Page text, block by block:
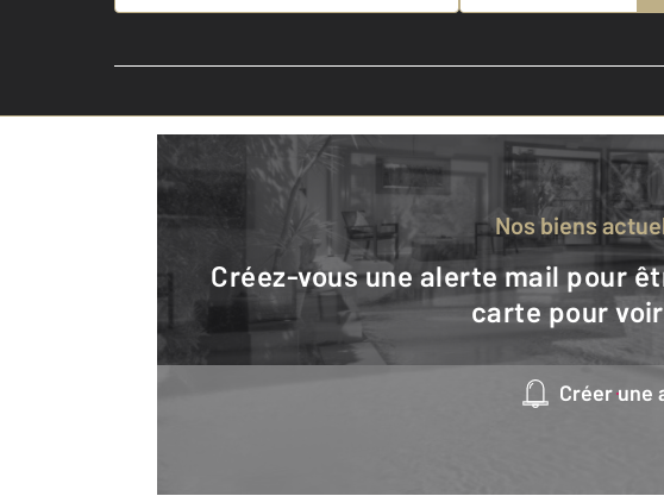
Nos biens
Créez-vous une alerte mail pour être averti quand une annonce est en ligne et consultez la
carte pour
Créer